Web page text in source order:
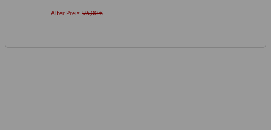
Alter Preis:96,00 €